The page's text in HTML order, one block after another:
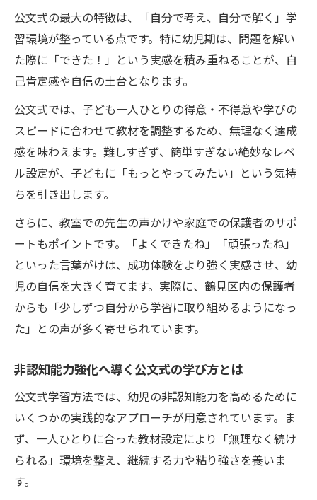
公文式の最大の特徴は、「自分で考え、自分で解く」学
習環境が整っている点です。特に幼児期は、問題を解い
た際に「できた！」という実感を積み重ねることが、自
己肯定感や自信の土台となります。
公文式では、子ども一人ひとりの得意・不得意や学びの
スピードに合わせて教材を調整するため、無理なく達成
感を味わえます。難しすぎず、簡単すぎない絶妙なレベ
ル設定が、子どもに「もっとやってみたい」という気持
ちを引き出します。
さらに、教室での先生の声かけや家庭での保護者のサポ
ートもポイントです。「よくできたね」「頑張ったね」
といった言葉がけは、成功体験をより強く実感させ、幼
児の自信を大きく育てます。実際に、鶴見区内の保護者
からも「少しずつ自分から学習に取り組めるようになっ
た」との声が多く寄せられています。
非認知能力強化へ導く公文式の学び方とは
公文式学習方法では、幼児の非認知能力を高めるために
いくつかの実践的なアプローチが用意されています。ま
ず、一人ひとりに合った教材設定により「無理なく続け
られる」環境を整え、継続する力や粘り強さを養いま
す。